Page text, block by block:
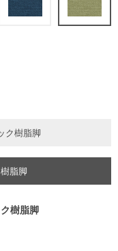
ク樹脂脚
脂脚
樹脂脚